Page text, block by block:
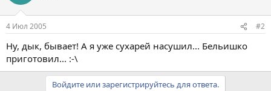
4 Июл 2005 #2
Ну, дык, бывает! А я уже сухарей насушил... Бельишко
приготовил... :-\
Войдите или зарегистрируйтесь для ответа.